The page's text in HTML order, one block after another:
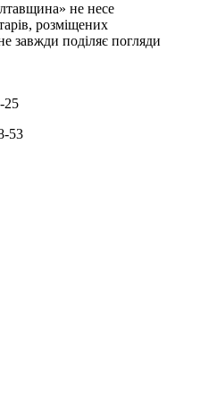
не несе
розміщених
завжди поділяє погляди
25
53